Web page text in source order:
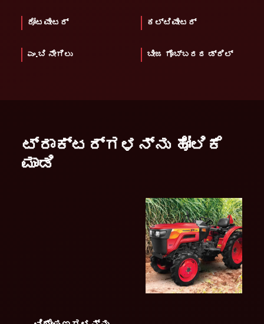
ರೋಟವೇಟರ್ ಕಲ್ಟಿವೇಟರ್
ಎಂ.ಬಿ ನೇಗಿಲು ಬೀಜ ಗೊಬ್ಬರದ ಡ್ರಿಲ್
ಟ್ರಾಕ್ಟರ್ಗಳನ್ನು ಹೋಲಿಕೆ
ಮಾಡಿ